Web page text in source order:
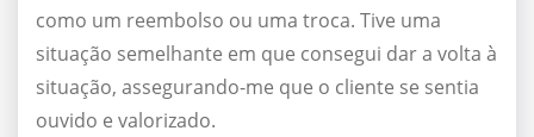
como um reembolso ou uma troca. Tive uma
situação semelhante em que consegui dar a volta à
situação, assegurando-me que o cliente se sentia
ouvido e valorizado.